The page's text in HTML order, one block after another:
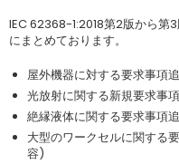
IEC 62368-1:2018第2版から第
にまとめております。
屋外機器に対する要求事項
光放射に関する新規要求事
絶縁液体に関する要求事項
大型のワークセルに関する
容)